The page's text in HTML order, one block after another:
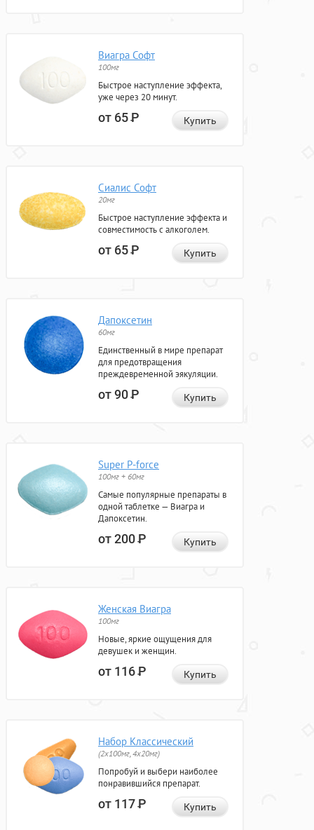
Виагра Софт
100мг
Быстрое наступление эффекта,
уже через 20 минут.
от 65Р Купить
Сиалис Софт
20мг
Быстрое наступление эффекта и
совместимость с алкоголем.
от 65Р Купить
Дапоксетин
60мг
Единственный в мире препарат
для предотвращения
преждевременной эякуляции.
от 90Р Купить
Super P-force
100мг + 60мг
Самые популярные препараты в
одной таблетке — Виагра и
Дапоксетин.
от 200Р Купить
Женская Виагра
100мг
Новые, яркие ощущения для
девушек и женщин.
от 116Р Купить
Набор Классический
(2x100мг, 4x20мг)
Попробуй и выбери наиболее
понравившийся препарат.
от 117Р Купить